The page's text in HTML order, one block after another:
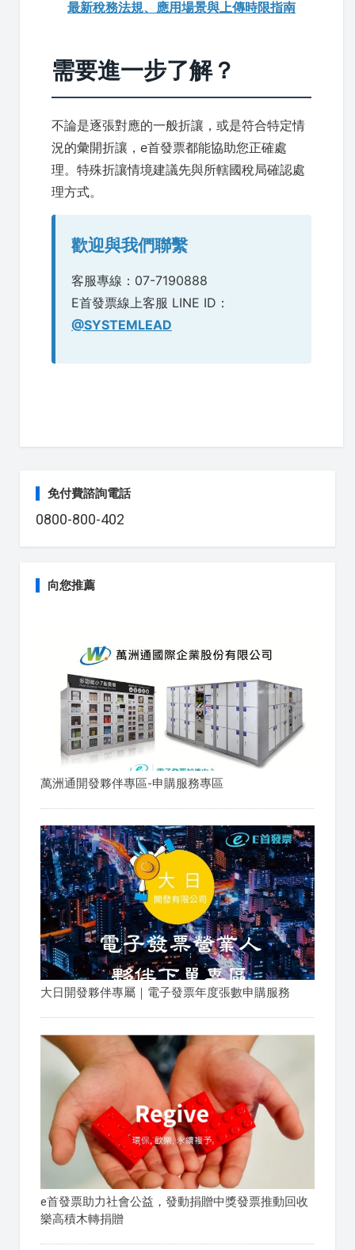
最新稅務法規、應用場景與上傳時限指南
需要進一步了解？
不論是逐張對應的一般折讓，或是符合特定情
況的彙開折讓，e首發票都能協助您正確處
理。特殊折讓情境建議先與所轄國稅局確認處
理方式。
歡迎與我們聯繫
客服專線：07-7190888
E首發票線上客服 LINE ID：
@SYSTEMLEAD
免付費諮詢電話
0800-800-402
向您推薦
萬洲通開發夥伴專區-申購服務專區
大日開發夥伴專屬｜電子發票年度張數申購服務
e首發票助力社會公益，發動捐贈中獎發票推動回收
樂高積木轉捐贈